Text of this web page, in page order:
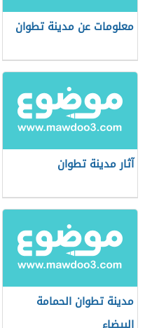
معلومات عن مدينة تطوان
آثار مدينة تطوان
مدينة تطوان الحمامة